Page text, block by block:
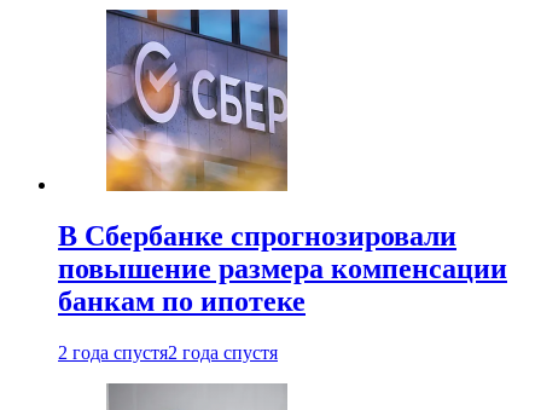
В Сбербанке спрогнозировали
повышение размера компенсации
банкам по ипотеке
2 года спустя2 года спустя